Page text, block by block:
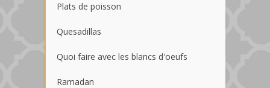
Plats de poisson
Quesadillas
Quoi faire avec les blancs d'oeufs
Ramadan